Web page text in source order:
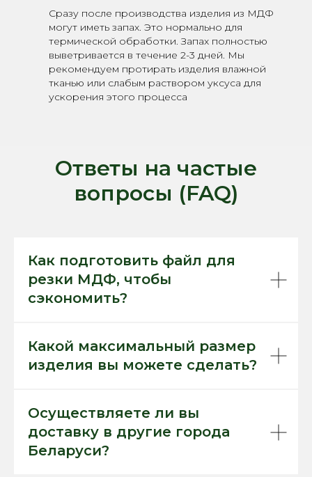
Сразу после производства изделия из МДФ
могут иметь запах. Это нормально для
термической обработки. Запах полностью
выветривается в течение 2-3 дней. Мы
рекомендуем протирать изделия влажной
тканью или слабым раствором уксуса для
ускорения этого процесса
Ответы на частые
вопросы (FAQ)
Как подготовить файл для
резки МДФ, чтобы
сэкономить?
Какой максимальный размер
изделия вы можете сделать?
Осуществляете ли вы
доставку в другие города
Беларуси?